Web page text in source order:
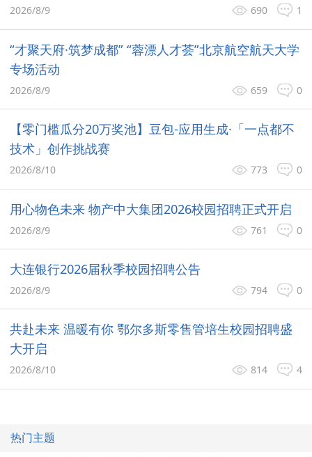
1
690
2026/8/9
“才聚天府·筑梦成都” “蓉漂人才荟”北京航空航天大学
专场活动
0
659
2026/8/9
【零门槛瓜分20万奖池】豆包-应用生成·「一点都不
技术」创作挑战赛
0
773
2026/8/10
用心物色未来 物产中大集团2026校园招聘正式开启
0
761
2026/8/9
大连银行2026届秋季校园招聘公告
0
794
2026/8/9
共赴未来 温暖有你 鄂尔多斯零售管培生校园招聘盛
大开启
4
814
2026/8/10
热门主题